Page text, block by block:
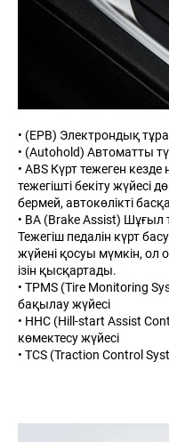
• (EPB) Электрондық
• (Autohold) Автоматты
• ABS Күрт тежеген
тежегішті бекіту жүйесі
бермей, автокөлікті
• BA (Brake Assist) Шұғыл
Тежегіш педалін күрт
жүйені қосуы мүмкін, ол
ізін қысқартады.
• TPMS (Tire Monitoring
бақылау жүйесі
• HHC (Hill-start Assist
көмектесу жүйесі
• TCS (Traction Control